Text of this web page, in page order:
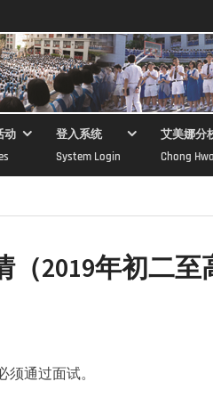
动
登入系统
System Login
艾美娜分
Chong
（2019年初二至
通过面试。